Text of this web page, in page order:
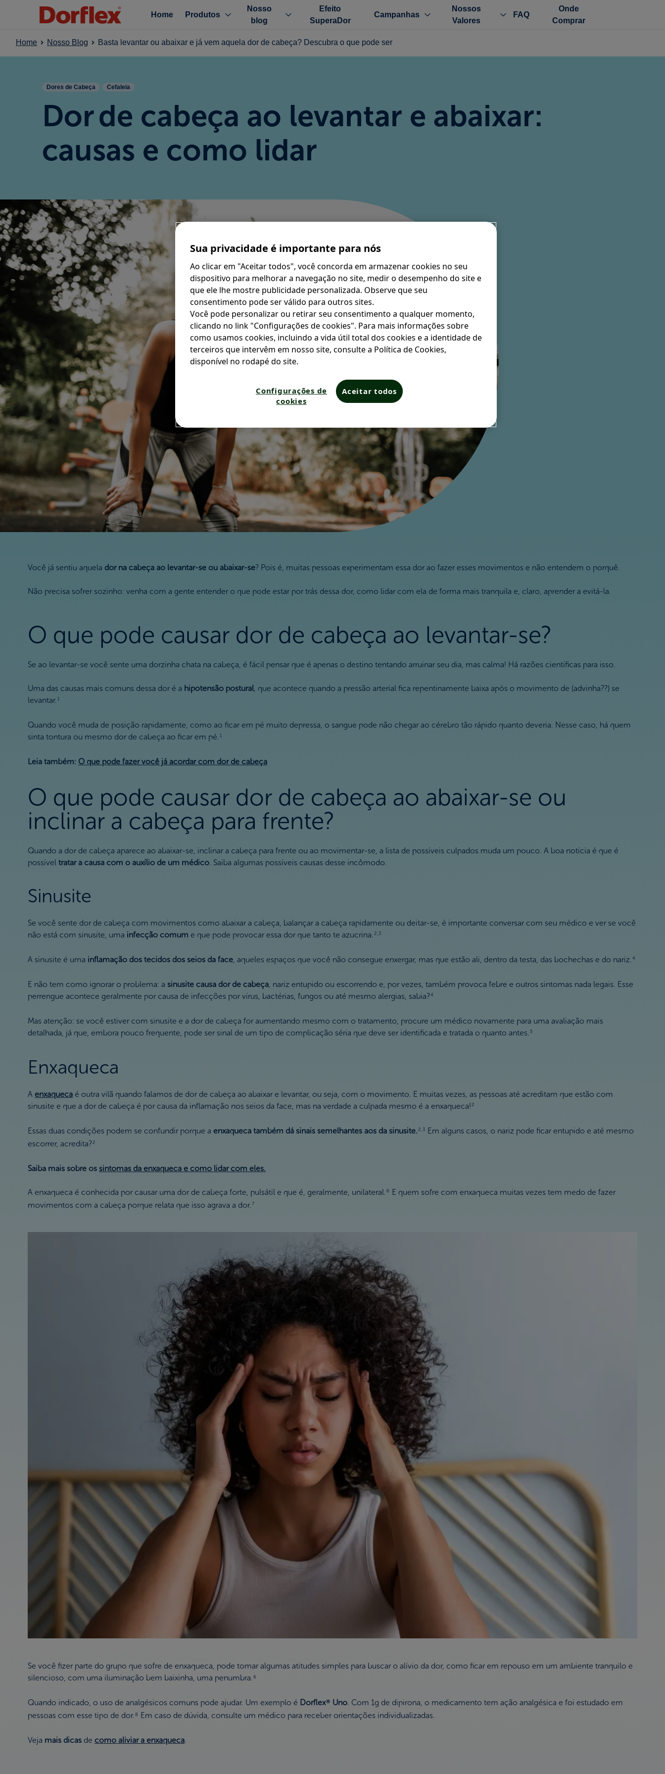
Home Produtos
Nosso
blog
Efeito
SuperaDor
Campanhas
Nossos
Valores
FAQ
Onde
Comprar
Home Nosso Blog Basta levantar ou abaixar e já vem aquela dor de cabeça? Descubra o que pode ser
Dores de Cabeça Cefaleia
Dor de cabeça ao levantar e abaixar:
causas e como lidar
Você já sentiu aquela dor na cabeça ao levantar-se ou abaixar-se? Pois é, muitas pessoas experimentam essa dor ao fazer esses movimentos e não entendem o porquê.
Não precisa sofrer sozinho: venha com a gente entender o que pode estar por trás dessa dor, como lidar com ela de forma mais tranquila e, claro, aprender a evitá-la.
O que pode causar dor de cabeça ao levantar-se?
Se ao levantar-se você sente uma dorzinha chata na cabeça, é fácil pensar que é apenas o destino tentando arruinar seu dia, mas calma! Há razões científicas para isso.
Uma das causas mais comuns dessa dor é a hipotensão postural, que acontece quando a pressão arterial fica repentinamente baixa após o movimento de (advinha??) se
levantar.1
Quando você muda de posição rapidamente, como ao ficar em pé muito depressa, o sangue pode não chegar ao cérebro tão rápido quanto deveria. Nesse caso, há quem
sinta tontura ou mesmo dor de cabeça ao ficar em pé.1
Leia também: O que pode fazer você já acordar com dor de cabeça
O que pode causar dor de cabeça ao abaixar-se ou
inclinar a cabeça para frente?
Quando a dor de cabeça aparece ao abaixar-se, inclinar a cabeça para frente ou ao movimentar-se, a lista de possíveis culpados muda um pouco. A boa notícia é que é
possível tratar a causa com o auxílio de um médico. Saiba algumas possíveis causas desse incômodo.
Sinusite
Se você sente dor de cabeça com movimentos como abaixar a cabeça, balançar a cabeça rapidamente ou deitar-se, é importante conversar com seu médico e ver se você
não está com sinusite, uma infecção comum e que pode provocar essa dor que tanto te azucrina.2,3
A sinusite é uma inflamação dos tecidos dos seios da face, aqueles espaços que você não consegue enxergar, mas que estão ali, dentro da testa, das bochechas e do nariz.4
E não tem como ignorar o problema: a sinusite causa dor de cabeça, nariz entupido ou escorrendo e, por vezes, também provoca febre e outros sintomas nada legais. Esse
perrengue acontece geralmente por causa de infecções por vírus, bactérias, fungos ou até mesmo alergias, sabia?4
Mas atenção: se você estiver com sinusite e a dor de cabeça for aumentando mesmo com o tratamento, procure um médico novamente para uma avaliação mais
detalhada, já que, embora pouco frequente, pode ser sinal de um tipo de complicação séria que deve ser identificada e tratada o quanto antes. 5
Enxaqueca
A enxaqueca é outra vilã quando falamos de dor de cabeça ao abaixar e levantar, ou seja, com o movimento. E muitas vezes, as pessoas até acreditam que estão com
sinusite e que a dor de cabeça é por causa da inflamação nos seios da face, mas na verdade a culpada mesmo é a enxaqueca!2
Essas duas condições podem se confundir porque a enxaqueca também dá sinais semelhantes aos da sinusite.2,3 Em alguns casos, o nariz pode ficar entupido e até mesmo
escorrer, acredita?2
Saiba mais sobre os sintomas da enxaqueca e como lidar com eles.
A enxaqueca é conhecida por causar uma dor de cabeça forte, pulsátil e que é, geralmente, unilateral.6
E quem sofre com enxaqueca muitas vezes tem medo de fazer
movimentos com a cabeça porque relata que isso agrava a dor.7
Se você fizer parte do grupo que sofre de enxaqueca, pode tomar algumas atitudes simples para buscar o alívio da dor, como ficar em repouso em um ambiente tranquilo e
silencioso, com uma iluminação bem baixinha, uma penumbra.6
Quando indicado, o uso de analgésicos comuns pode ajudar. Um exemplo é Dorflex®️ Uno. Com 1g de dipirona, o medicamento tem ação analgésica e foi estudado em
pessoas com esse tipo de dor.8 Em caso de dúvida, consulte um médico para receber orientações individualizadas.
Veja mais dicas de como aliviar a enxaqueca.
Sua privacidade é importante para nós
Ao clicar em "Aceitar todos", você concorda em armazenar cookies no seu
dispositivo para melhorar a navegação no site, medir o desempenho do site e
que ele lhe mostre publicidade personalizada. Observe que seu
consentimento pode ser válido para outros sites.
Você pode personalizar ou retirar seu consentimento a qualquer momento,
clicando no link "Configurações de cookies". Para mais informações sobre
como usamos cookies, incluindo a vida útil total dos cookies e a identidade de
terceiros que intervêm em nosso site, consulte a Política de Cookies,
disponível no rodapé do site.
Configurações de
cookies
Aceitar todos